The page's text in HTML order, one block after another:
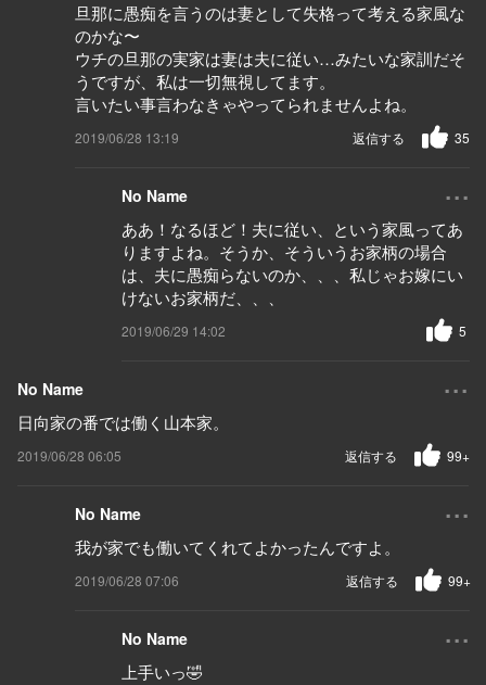
旦那に愚痴を言うのは妻として失格って考える家風な
のかな〜
ウチの旦那の実家は妻は夫に従い…みたいな家訓だそ
うですが、私は一切無視してます。
言いたい事言わなきゃやってられませんよね。
2019/06/28 13:19 35
返信する
No Name ...
ああ！なるほど！夫に従い、という家風ってあ
りますよね。そうか、そういうお家柄の場合
は、夫に愚痴らないのか、、、私じゃお嫁にい
けないお家柄だ、、、
2019/06/29 14:02 5
No Name ...
日向家の番では働く山本家。
2019/06/28 06:05 99+
返信する
No Name ...
我が家でも働いてくれてよかったんですよ。
2019/06/28 07:06 99+
返信する
No Name ...
上手いっ🤣